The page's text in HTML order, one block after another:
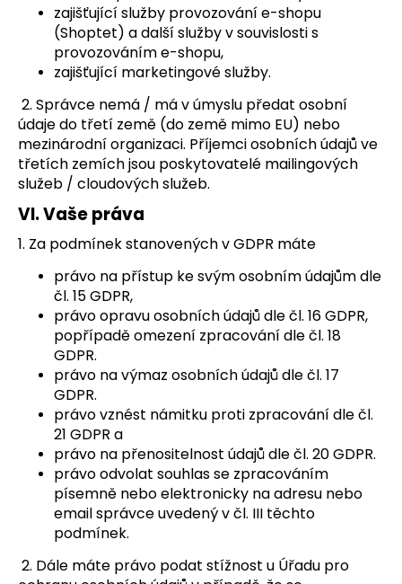
zajišťující služby provozování e-shopu
(Shoptet) a další služby v souvislosti s
provozováním e-shopu,
zajišťující marketingové služby.
2. Správce nemá / má v úmyslu předat osobní
údaje do třetí země (do země mimo EU) nebo
mezinárodní organizaci. Příjemci osobních údajů ve
třetích zemích jsou poskytovatelé mailingových
služeb / cloudových služeb.
VI.Vaše práva
1. Za podmínek stanovených v GDPR máte
právo na přístup ke svým osobním údajům dle
čl. 15 GDPR,
právo opravu osobních údajů dle čl. 16 GDPR,
popřípadě omezení zpracování dle čl. 18
GDPR.
právo na výmaz osobních údajů dle čl. 17
GDPR.
právo vznést námitku proti zpracování dle čl.
21 GDPR a
právo na přenositelnost údajů dle čl. 20 GDPR.
právo odvolat souhlas se zpracováním
písemně nebo elektronicky na adresu nebo
email správce uvedený v čl. III těchto
podmínek.
2. Dále máte právo podat stížnost u Úřadu pro